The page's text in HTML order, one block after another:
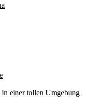
einer tollen Umgebung
und Erfahrungen zu